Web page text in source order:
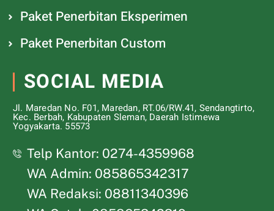
Paket Penerbitan Eksperimen
Paket Penerbitan Custom
SOCIAL MEDIA
Jl. Maredan No. F01, Maredan, RT.06/RW.41, Sendangtirto,
Kec. Berbah, Kabupaten Sleman, Daerah Istimewa
Yogyakarta. 55573
Telp Kantor: 0274-4359968
WA Admin: 085865342317
WA Redaksi: 08811340396